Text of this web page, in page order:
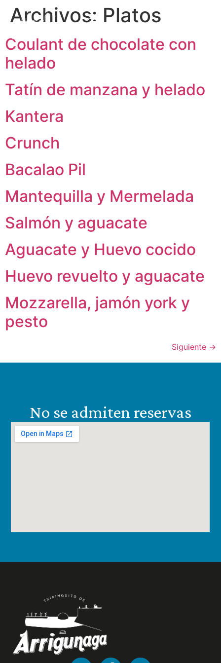
ES
EN
Archivos: Platos
Coulant de chocolate con
helado
Tatín de manzana y helado
Kantera
Crunch
Bacalao Pil
Mantequilla y Mermelada
Salmón y aguacate
Aguacate y Huevo cocido
Huevo revuelto y aguacate
Mozzarella, jamón york y
pesto
Siguiente →
No se admiten reservas